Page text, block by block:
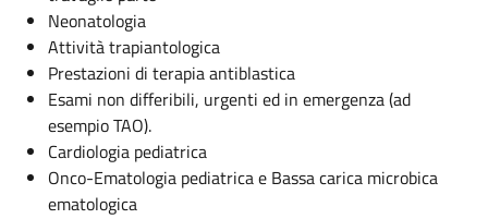
Neonatologia
Attività trapiantologica
Prestazioni di terapia antiblastica
Esami non differibili, urgenti ed in emergenza (ad
esempio TAO).
Cardiologia pediatrica
Onco-Ematologia pediatrica e Bassa carica microbica
ematologica